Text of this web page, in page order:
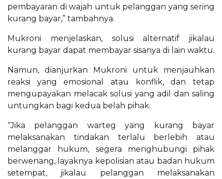
pembayaran di wajah untuk pelanggan yang sering
kurang bayar,” tambahnya.
Mukroni menjelaskan, solusi alternatif jikalau
kurang bayar dapat membayar sisanya di lain waktu.
Namun, dianjurkan Mukroni untuk menjauhkan
reaksi yang emosional atau konflik, dan tetap
mengupayakan melacak solusi yang adil dan saling
untungkan bagi kedua belah pihak.
“Jika pelanggan warteg yang kurang bayar
melaksanakan tindakan terlalu berlebih atau
melanggar hukum, segera menghubungi pihak
berwenang, layaknya kepolisian atau badan hukum
setempat, jikalau pelanggan melaksanakan